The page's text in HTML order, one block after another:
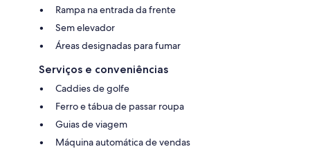
Rampa na entrada da frente
Sem elevador
Áreas designadas para fumar
Serviços e conveniências
Caddies de golfe
Ferro e tábua de passar roupa
Guias de viagem
Máquina automática de vendas